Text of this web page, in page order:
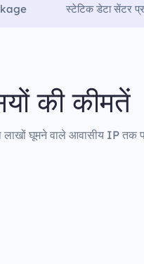
स्टेटिक डेटा सेंटर
की कीमतें
घूमने वाले आवासीय IP तक